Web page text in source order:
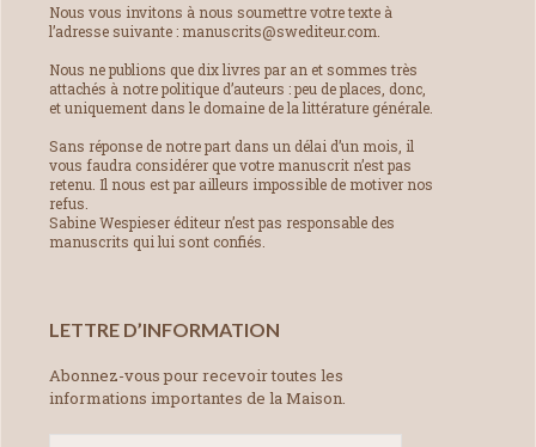
Nous vous invitons à nous soumettre votre texte à
l’adresse suivante : manuscrits@swediteur.com.
Nous ne publions que dix livres par an et sommes très
attachés à notre politique d’auteurs : peu de places, donc,
et uniquement dans le domaine de la littérature générale.
Sans réponse de notre part dans un délai d’un mois, il
vous faudra considérer que votre manuscrit n’est pas
retenu. Il nous est par ailleurs impossible de motiver nos
refus.
Sabine Wespieser éditeur n’est pas responsable des
manuscrits qui lui sont confiés.
LETTRE D’INFORMATION
Abonnez-vous pour recevoir toutes les
informations importantes de la Maison.